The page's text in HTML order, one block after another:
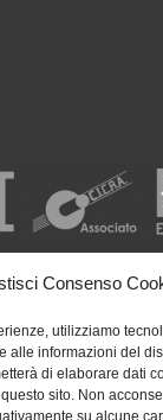
Consenso
utilizziamo
alle informazioni del
di elaborare dati
sito. Non
su alcune